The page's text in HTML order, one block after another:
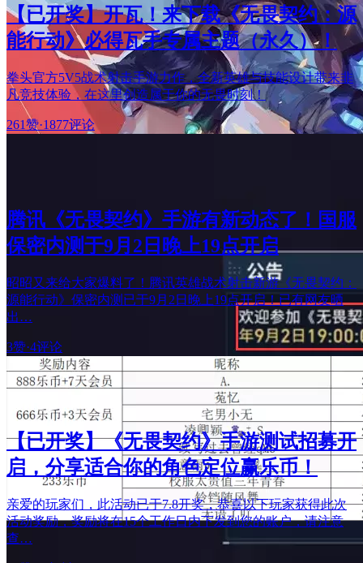
【已开奖】开瓦！来下载《无畏契约：源
能行动》必得瓦手专属主题（永久）！
拳头官方5V5战术射击手游力作，全新英雄与技能设计带来非
凡竞技体验，在这里创造属于你的无畏时刻！
261赞·1877评论
腾讯《无畏契约》手游有新动态了！国服
保密内测于9月2日晚上19点开启
昭昭又来给大家爆料了！腾讯英雄战术射击新游《无畏契约：
源能行动》保密内测已于9月2日晚上19点开启！已有网友晒
出…
3赞·4评论
【已开奖】《无畏契约》手游测试招募开
启，分享适合你的角色定位赢乐币！
亲爱的玩家们，此活动已于7.8开奖，恭喜以下玩家获得此次
活动奖励，奖励将在15个工作日内下发到您的账户，请注意
查…